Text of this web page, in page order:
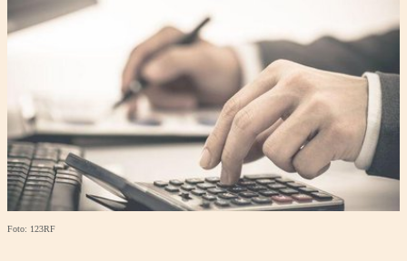
Foto: 123RF